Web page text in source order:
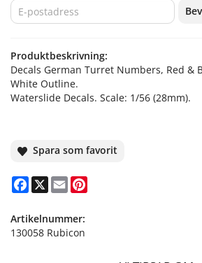
Produktbeskrivning:
Decals German Turret Numbers, Red &
White Outline.
Waterslide Decals. Scale: 1/56 (28mm).
Spara som favorit
Facebook
X Email
Artikelnummer:
130058 Rubicon